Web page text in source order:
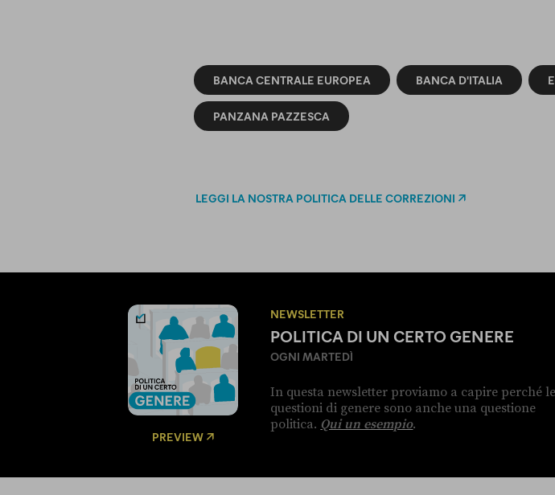
BANCA CENTRALE EUROPEA BANCA D'ITALIA
PANZANA PAZZESCA
LEGGI LA NOSTRA POLITICA DELLE CORREZIONI
PREVIEW
NEWSLETTER
POLITICA DI UN CERTO GENERE
OGNI MARTEDÌ
In questa newsletter proviamo a capire perché le
questioni di genere sono anche una questione
politica. Qui un esempio.